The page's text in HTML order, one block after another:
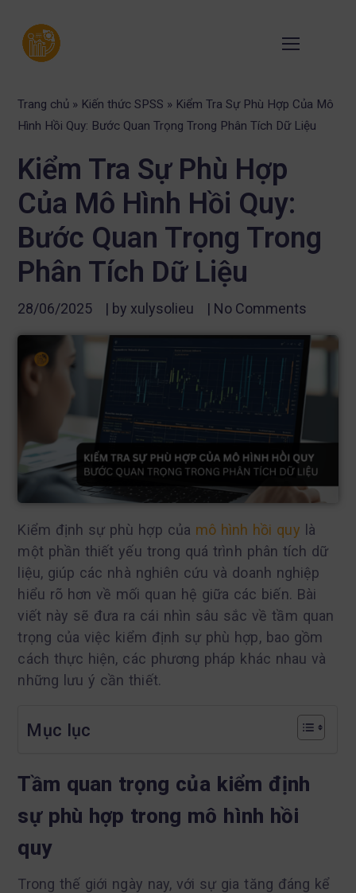
Trang chủ » Kiến thức SPSS » Kiểm Tra Sự Phù Hợp Của Mô
Hình Hồi Quy: Bước Quan Trọng Trong Phân Tích Dữ Liệu
Kiểm Tra Sự Phù Hợp
Của Mô Hình Hồi Quy:
Bước Quan Trọng Trong
Phân Tích Dữ Liệu
28/06/2025 | by xulysolieu | No Comments
Kiểm định sự phù hợp của mô hình hồi quy là
một phần thiết yếu trong quá trình phân tích dữ
liệu, giúp các nhà nghiên cứu và doanh nghiệp
hiểu rõ hơn về mối quan hệ giữa các biến. Bài
viết này sẽ đưa ra cái nhìn sâu sắc về tầm quan
trọng của việc kiểm định sự phù hợp, bao gồm
cách thực hiện, các phương pháp khác nhau và
những lưu ý cần thiết.
Mục lục
Tầm quan trọng của kiểm định
sự phù hợp trong mô hình hồi
quy
Trong thế giới ngày nay, với sự gia tăng đáng kể